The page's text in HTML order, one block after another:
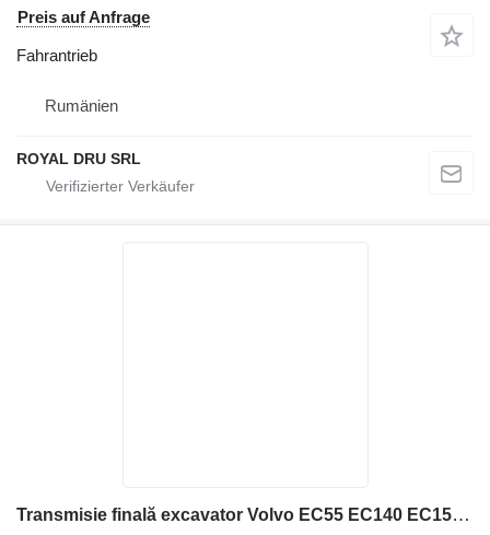
Preis auf Anfrage
Fahrantrieb
Rumänien
ROYAL DRU SRL
Transmisie finală excavator Volvo EC55 EC140 EC150 EC160 Fahrantrieb für Volvo Transmisie finală pentru Volvo EC55, EC140, EC150, EC160 Baumaschinen